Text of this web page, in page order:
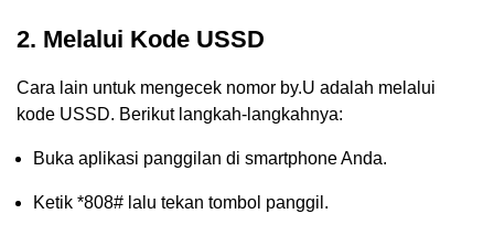
2. Melalui Kode USSD
Cara lain untuk mengecek nomor by.U adalah melalui
kode USSD. Berikut langkah-langkahnya:
Buka aplikasi panggilan di smartphone Anda.
Ketik *808# lalu tekan tombol panggil.